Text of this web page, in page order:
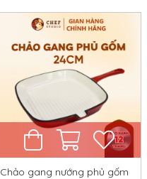
Chảo gang nướng phủ gốm